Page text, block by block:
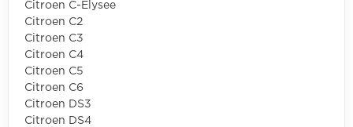
Citroen C-Elysee
Citroen C2
Citroen C3
Citroen C4
Citroen C5
Citroen C6
Citroen DS3
Citroen DS4